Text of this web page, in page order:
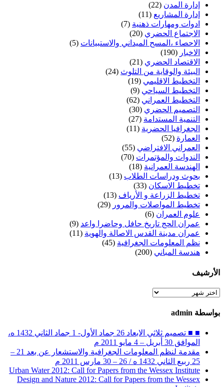
إدارة المدن (22)
إدارة المشاريع (11)
ادوات ومهارات ذهنية (7)
الاجتماع الحضري (20)
الاحصاء ،المسح الميداني والاستبيانات (5)
الاخبار (190)
الاقتصاد الحضري (21)
البيئة والوقاية من التلوث (24)
التخطيط الاقليمي (19)
التخطيط السياحي (9)
التخطيط العمراني (62)
التصميم الحضري (30)
التنمية المستدامة (27)
الجغرافيا الحضرية (11)
العمارة (52)
العمراني الافتراضي (55)
الندوات والمؤتمرات (70)
الهندسة العمرانية (18)
بحوث ودراسات الطلاب (13)
تخطيط الاسكان (33)
تخطيط الزراعة و الأرياف (13)
تخطيط المواصلات والمرور (29)
علوم العمران (6)
عمران الحج تاريخ حافل وحاضرا واعد (9)
عمران مدينة القدس الاصالة والهوية (11)
نظم المعلومات الجغرافية (45)
هندسة المباني (200)
الأرشيف
الأرشيف
بواسطة admin
■ ■ تصميم ثلاثي الابعاد 26 جماد الأول- 1 جماد الثاني 1432 ه،
الموافق 30 أبريل – 4 مايو 2011 م
مقدمة لنظم المعلومات الجغرافية والاستشعار عن بعد 21 –
25 ربيع الثاني 1432 ه / 26 – 30 مارس 2011 م
Urban Water 2012: Call for Papers from the Wessex Institute
Design and Nature 2012: Call for Papers from the Wessex